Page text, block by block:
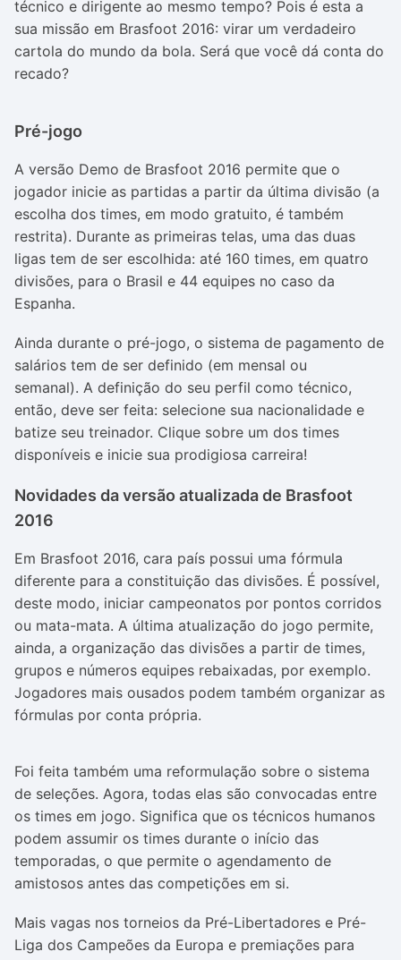
técnico e dirigente ao mesmo tempo? Pois é esta a
sua missão em Brasfoot 2016: virar um verdadeiro
cartola do mundo da bola. Será que você dá conta do
recado?
Pré-jogo
A versão Demo de Brasfoot 2016 permite que o
jogador inicie as partidas a partir da última divisão (a
escolha dos times, em modo gratuito, é também
restrita). Durante as primeiras telas, uma das duas
ligas tem de ser escolhida: até 160 times, em quatro
divisões, para o Brasil e 44 equipes no caso da
Espanha.
Ainda durante o pré-jogo, o sistema de pagamento de
salários tem de ser definido (em mensal ou
semanal). A definição do seu perfil como técnico,
então, deve ser feita: selecione sua nacionalidade e
batize seu treinador. Clique sobre um dos times
disponíveis e inicie sua prodigiosa carreira!
Novidades da versão atualizada de Brasfoot
2016
Em Brasfoot 2016, cara país possui uma fórmula
diferente para a constituição das divisões. É possível,
deste modo, iniciar campeonatos por pontos corridos
ou mata-mata. A última atualização do jogo permite,
ainda, a organização das divisões a partir de times,
grupos e números equipes rebaixadas, por exemplo.
Jogadores mais ousados podem também organizar as
fórmulas por conta própria.
Foi feita também uma reformulação sobre o sistema
de seleções. Agora, todas elas são convocadas entre
os times em jogo. Significa que os técnicos humanos
podem assumir os times durante o início das
temporadas, o que permite o agendamento de
amistosos antes das competições em si.
Mais vagas nos torneios da Pré-Libertadores e Pré-
Liga dos Campeões da Europa e premiações para